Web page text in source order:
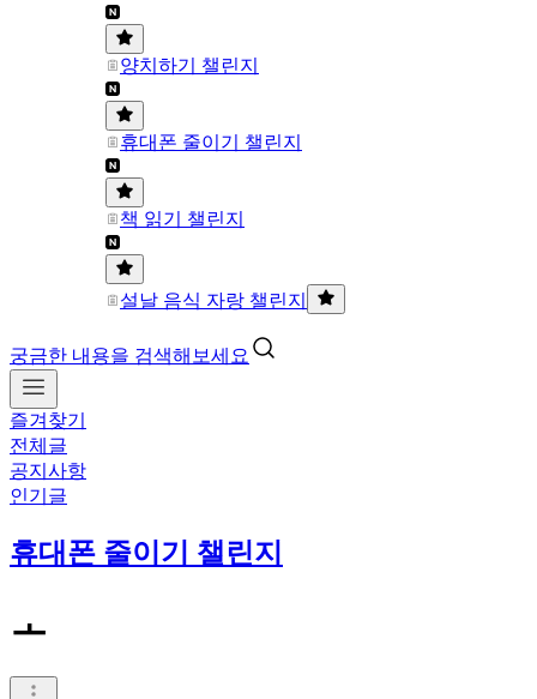
양치하기 챌린지
휴대폰 줄이기 챌린지
책 읽기 챌린지
설날 음식 자랑 챌린지
궁금한 내용을 검색해보세요
즐겨찾기
전체글
공지사항
인기글
휴대폰 줄이기 챌린지
ㅗ